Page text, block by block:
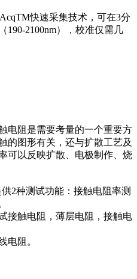
快速采集技术，可在3分
190-2100nm），校准仅需几
电阻是需要考量的一个重要方
的图形有关，还与扩散工艺及
可以反映扩散、电极制作、烧
2种测试功能：接触电阻率测
接触电阻，薄层电阻，接触电
电阻。